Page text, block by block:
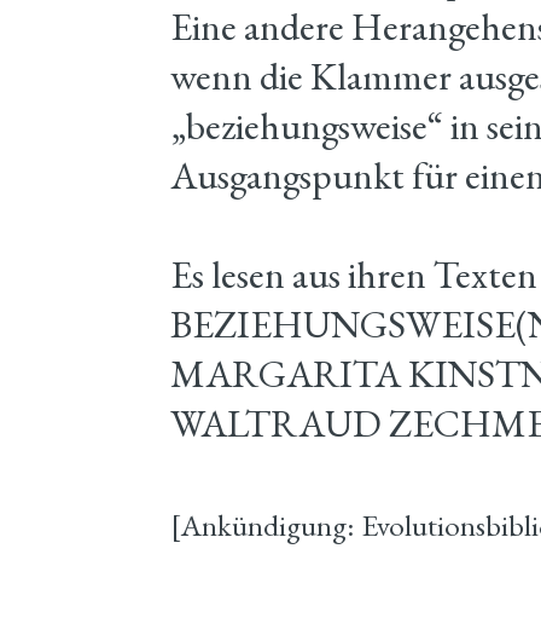
Eine andere
wenn die Klammer
„beziehungsweise“ in
Ausgangspunkt für
Es lesen aus ihren
MARGARITA
WALTRAUD
[Ankündigung: